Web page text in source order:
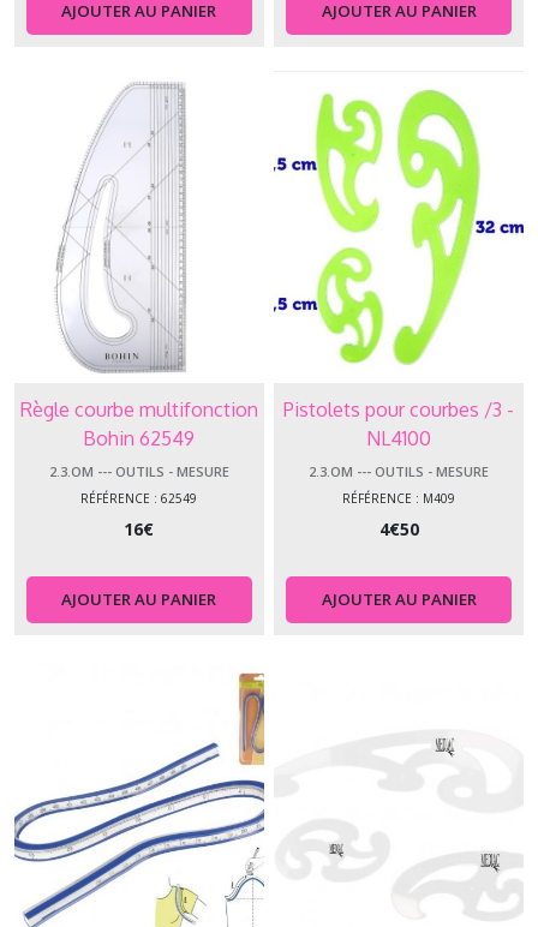
AJOUTER AU PANIER AJOUTER AU PANIER
Règle courbe multifonction
Bohin 62549
2.3.OM --- OUTILS - MESURE
RÉFÉRENCE : 62549
16€
AJOUTER AU PANIER
Pistolets pour courbes /3 -
NL4100
2.3.OM --- OUTILS - MESURE
RÉFÉRENCE : M409
4€50
AJOUTER AU PANIER